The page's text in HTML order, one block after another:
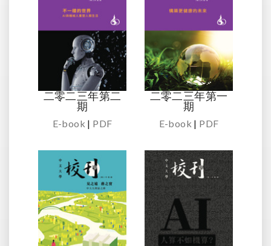
二零二三年第二
期
E-book | PDF
二零二三年第一
期
E-book | PDF